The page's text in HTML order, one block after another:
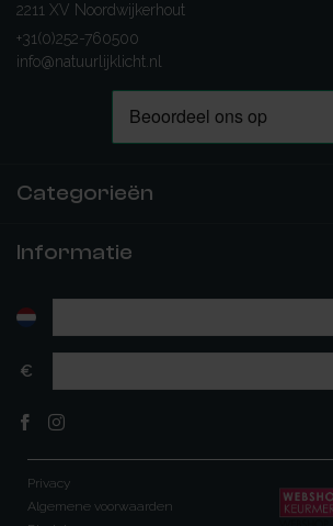
2211 XV Noordwijkerhout
+31(0)252-760500
info@natuurlijklicht.nl
Categorieën
Informatie
€
Privacy
Algemene voorwaarden